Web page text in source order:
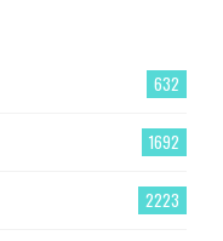
632
1692
2223